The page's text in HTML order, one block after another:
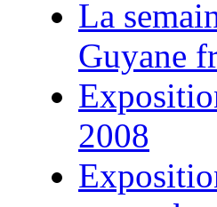
La
Guyane
2008